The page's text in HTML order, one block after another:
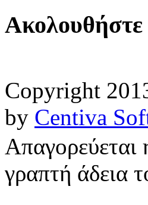
Ακολουθήστε
Copyright
by Centiva
Απαγορεύεται
γραπτή άδεια